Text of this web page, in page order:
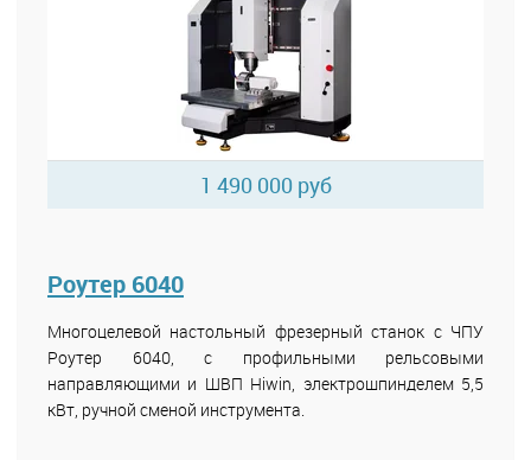
1 490 000 руб
Роутер 6040
Многоцелевой настольный фрезерный станок с ЧПУ
Роутер 6040, с профильными рельсовыми
направляющими и ШВП Hiwin, электрошпинделем 5,5
кВт, ручной сменой инструмента.